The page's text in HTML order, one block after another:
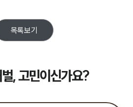
성원 소개
범죄전문변호사
소식/자료
공지사항
목록보기
, 고민이신가요?